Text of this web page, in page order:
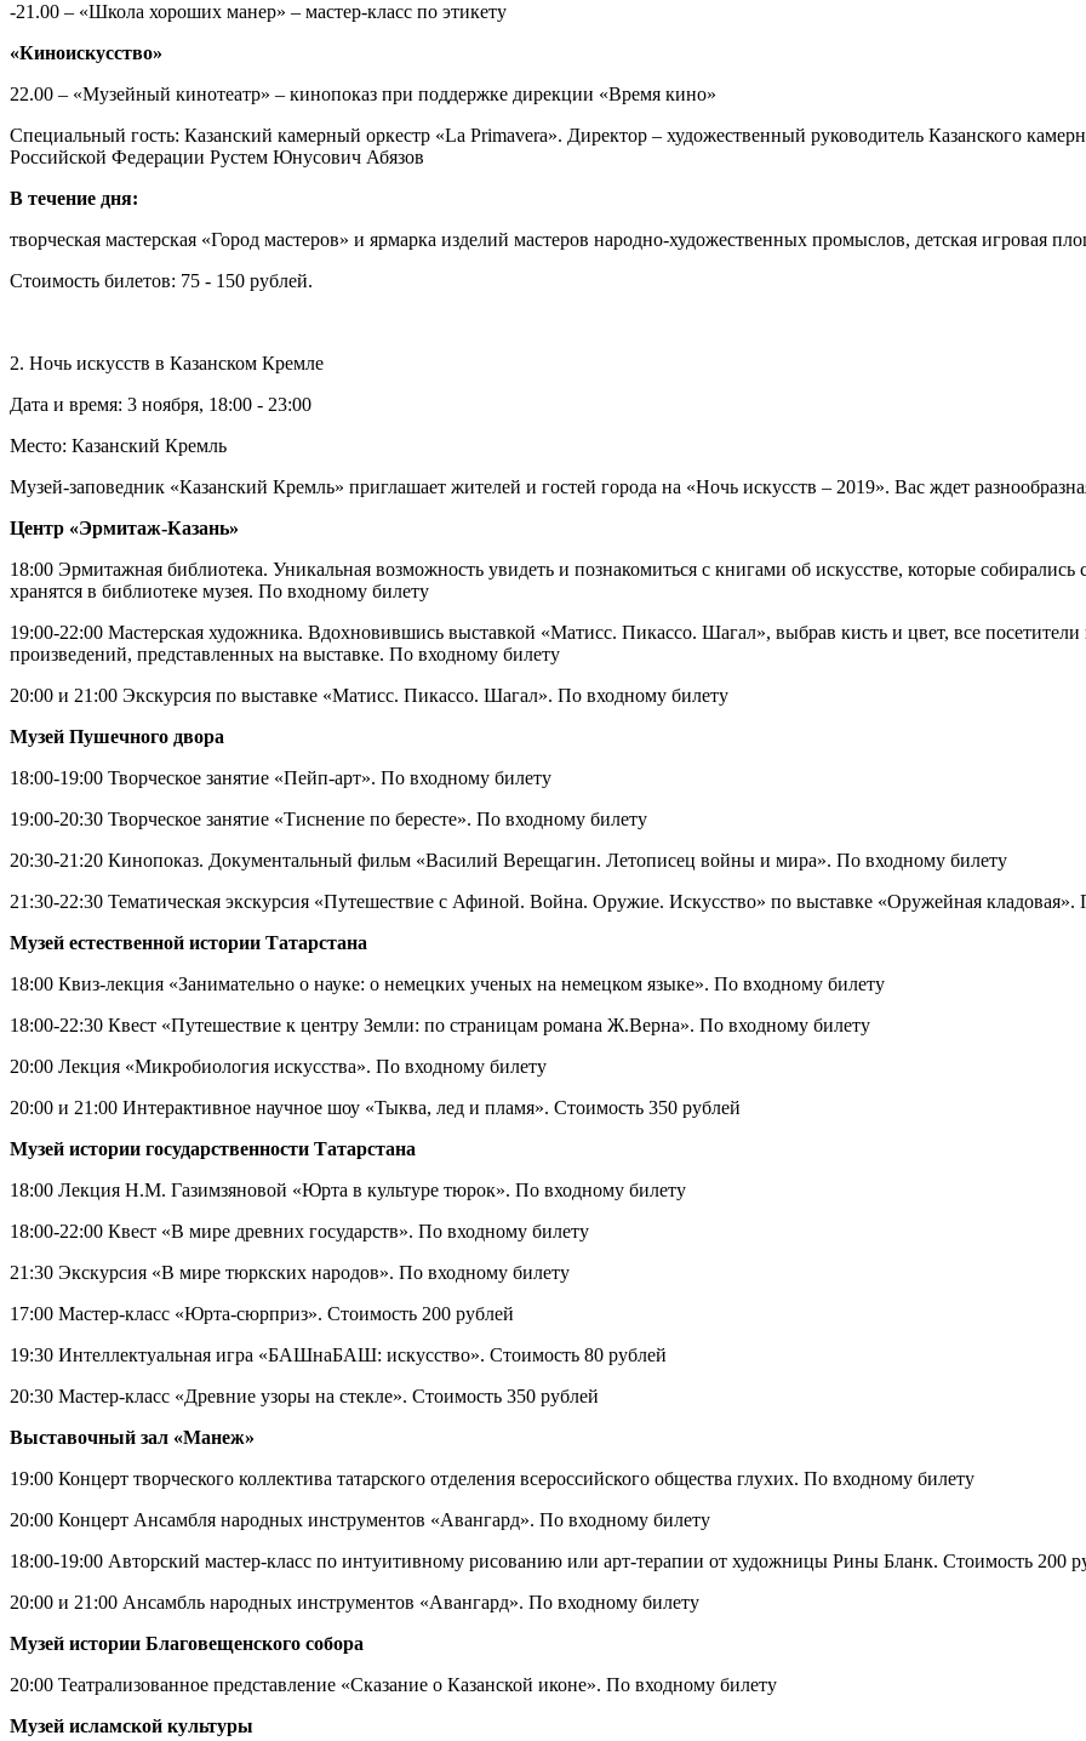
-21.00 – «Школа хороших манер» – мастер-класс по этикету
«Киноискусство»
22.00 – «Музейный кинотеатр» – кинопоказ при поддержке дирекции «Время кино»
Специальный гость: Казанский камерный оркестр «La Primavera». Директор – художественный руководитель Казанского
Российской Федерации Рустем Юнусович Абязов
В течение дня:
творческая мастерская «Город мастеров» и ярмарка изделий мастеров народно-художественных промыслов, детская игровая
Стоимость билетов: 75 - 150 рублей.
2. Ночь искусств в Казанском Кремле
Дата и время: 3 ноября, 18:00 - 23:00
Место: Казанский Кремль
Музей-заповедник «Казанский Кремль» приглашает жителей и гостей города на «Ночь искусств – 2019». Вас ждет
Центр «Эрмитаж-Казань»
18:00 Эрмитажная библиотека. Уникальная возможность увидеть и познакомиться с книгами об искусстве, которые
хранятся в библиотеке музея. По входному билету
19:00-22:00 Мастерская художника. Вдохновившись выставкой «Матисс. Пикассо. Шагал», выбрав кисть и цвет, все
произведений, представленных на выставке. По входному билету
20:00 и 21:00 Экскурсия по выставке «Матисс. Пикассо. Шагал». По входному билету
Музей Пушечного двора
18:00-19:00 Творческое занятие «Пейп-арт». По входному билету
19:00-20:30 Творческое занятие «Тиснение по бересте». По входному билету
20:30-21:20 Кинопоказ. Документальный фильм «Василий Верещагин. Летописец войны и мира». По входному билету
21:30-22:30 Тематическая экскурсия «Путешествие с Афиной. Война. Оружие. Искусство» по выставке «Оружейная кладовая».
Музей естественной истории Татарстана
18:00 Квиз-лекция «Занимательно о науке: о немецких ученых на немецком языке». По входному билету
18:00-22:30 Квест «Путешествие к центру Земли: по страницам романа Ж.Верна». По входному билету
20:00 Лекция «Микробиология искусства». По входному билету
20:00 и 21:00 Интерактивное научное шоу «Тыква, лед и пламя». Стоимость 350 рублей
Музей истории государственности Татарстана
18:00 Лекция Н.М. Газимзяновой «Юрта в культуре тюрок». По входному билету
18:00-22:00 Квест «В мире древних государств». По входному билету
21:30 Экскурсия «В мире тюркских народов». По входному билету
17:00 Мастер-класс «Юрта-сюрприз». Стоимость 200 рублей
19:30 Интеллектуальная игра «БАШнаБАШ: искусство». Стоимость 80 рублей
20:30 Мастер-класс «Древние узоры на стекле». Стоимость 350 рублей
Выставочный зал «Манеж»
19:00 Концерт творческого коллектива татарского отделения всероссийского общества глухих. По входному билету
20:00 Концерт Ансамбля народных инструментов «Авангард». По входному билету
18:00-19:00 Авторский мастер-класс по интуитивному рисованию или арт-терапии от художницы Рины Бланк. Стоимость 200
20:00 и 21:00 Ансамбль народных инструментов «Авангард». По входному билету
Музей истории Благовещенского собора
20:00 Театрализованное представление «Сказание о Казанской иконе». По входному билету
Музей исламской культуры